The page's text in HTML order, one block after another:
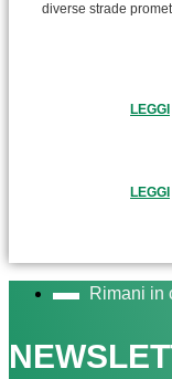
diverse strade
LEGGI
LEGGI
Rimani in